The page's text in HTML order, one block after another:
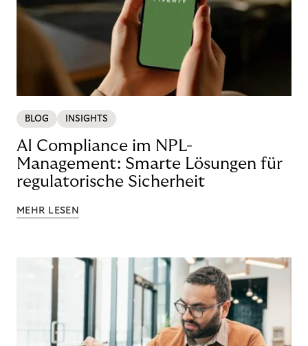
BLOG INSIGHTS
AI Compliance im NPL-
Management: Smarte Lösungen für
regulatorische Sicherheit
MEHR LESEN